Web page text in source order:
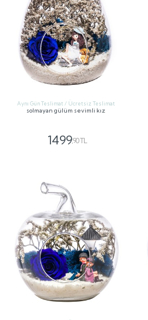
Aynı Gün Teslimat / Ücretsiz Teslimat
solmayan gülüm sevimli kız
1499,90 TL